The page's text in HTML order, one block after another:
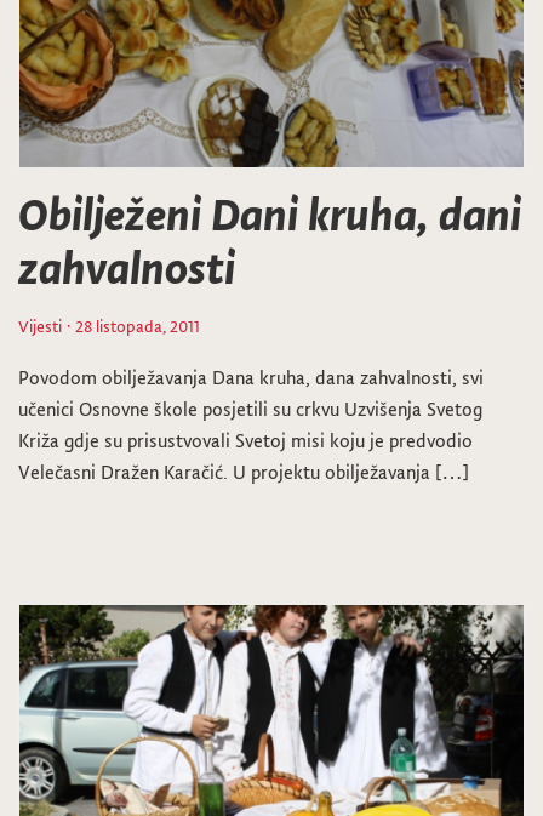
Obilježeni Dani kruha, dani
zahvalnosti
Vijesti · 28 listopada, 2011
Povodom obilježavanja Dana kruha, dana zahvalnosti, svi
učenici Osnovne škole posjetili su crkvu Uzvišenja Svetog
Križa gdje su prisustvovali Svetoj misi koju je predvodio
Velečasni Dražen Karačić. U projektu obilježavanja […]